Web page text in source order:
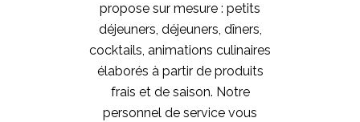
propose sur mesure : petits
déjeuners, déjeuners, dîners,
cocktails, animations culinaires
élaborés à partir de produits
frais et de saison. Notre
personnel de service vous